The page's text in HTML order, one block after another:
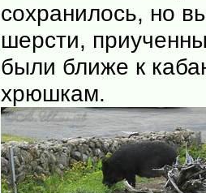
сохранилось, но
шерсти,
были ближе к
хрюшкам.